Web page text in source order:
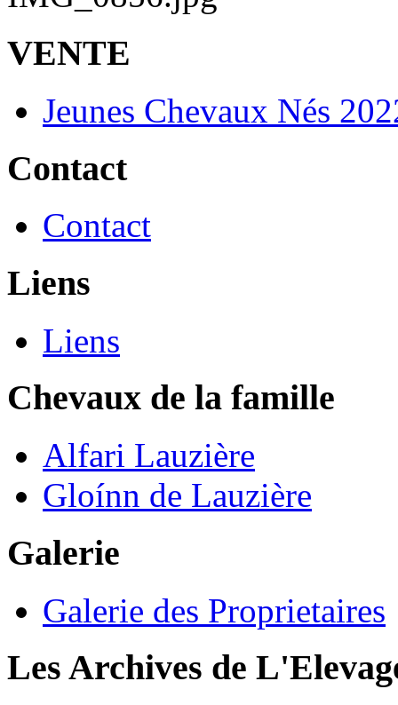
VENTE
Jeunes Chevaux Nés
Contact
Contact
Liens
Liens
Chevaux de la famille
Alfari Lauzière
Gloínn de Lauzière
Galerie
Galerie des Proprietaires
Les Archives de